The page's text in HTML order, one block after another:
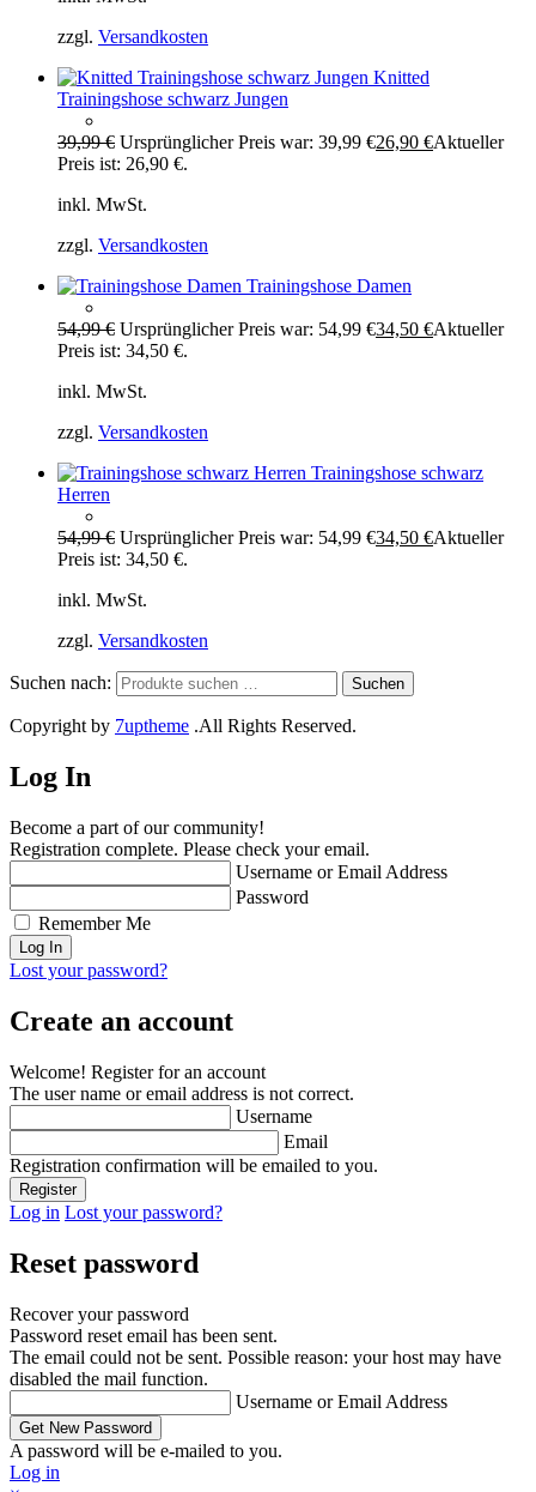
zzgl. Versandkosten
Knitted
Trainingshose schwarz Jungen
39,99€ Ursprünglicher Preis war: 39,99 €26,90 €Aktueller
Preis ist: 26,90 €.
inkl. MwSt.
zzgl. Versandkosten
Trainingshose Damen
54,99€ Ursprünglicher Preis war: 54,99 €34,50 €Aktueller
Preis ist: 34,50 €.
inkl. MwSt.
zzgl. Versandkosten
Trainingshose schwarz
Herren
54,99€ Ursprünglicher Preis war: 54,99 €34,50 €Aktueller
Preis ist: 34,50 €.
inkl. MwSt.
zzgl. Versandkosten
Suchen nach: Suchen
Copyright by 7uptheme .All Rights Reserved.
Log In
Become a part of our community!
Registration complete. Please check your email.
Username or Email Address
Password
Remember Me
Lost your password?
Create an account
Welcome! Register for an account
The user name or email address is not correct.
Username
Email
Registration confirmation will be emailed to you.
Log in Lost your password?
Reset password
Recover your password
Password reset email has been sent.
The email could not be sent. Possible reason: your host may have
disabled the mail function.
Username or Email Address
A password will be e-mailed to you.
Log in